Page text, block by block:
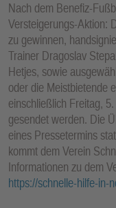
Nach dem Benefiz-
Versteigerungs-Aktion:
zu gewinnen,
Trainer Dragoslav
Hetjes, sowie
oder die Meistbietende
einschließlich Freitag,
gesendet werden. Die
eines Pressetermins
kommt dem Verein
Informationen zu dem
https://schnelle-hilfe-in-